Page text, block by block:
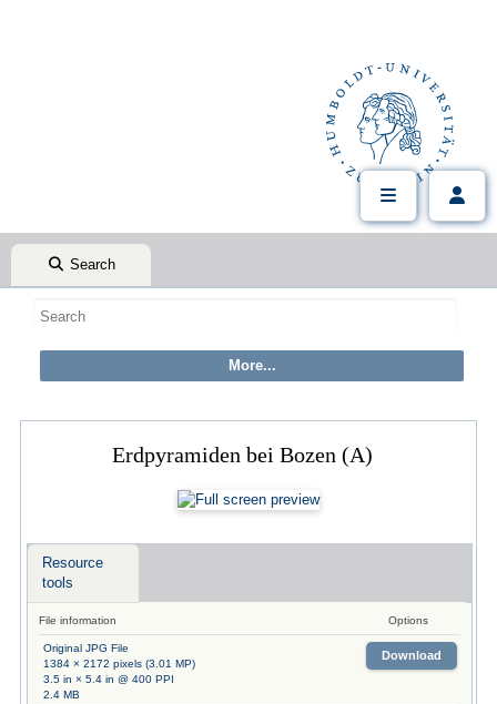
Search
Erdpyramiden bei Bozen (A)
Resource
tools
File information Options
Original JPG File
1384 × 2172 pixels (3.01 MP)
3.5 in × 5.4 in @ 400 PPI
2.4 MB
Download